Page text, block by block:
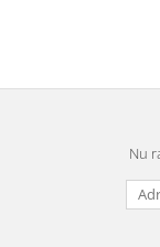
Nu